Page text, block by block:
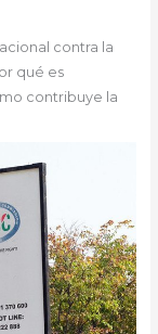
contra la
qué es
contribuye la